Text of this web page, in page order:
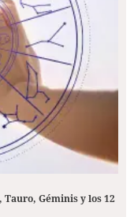
Géminis y los 12